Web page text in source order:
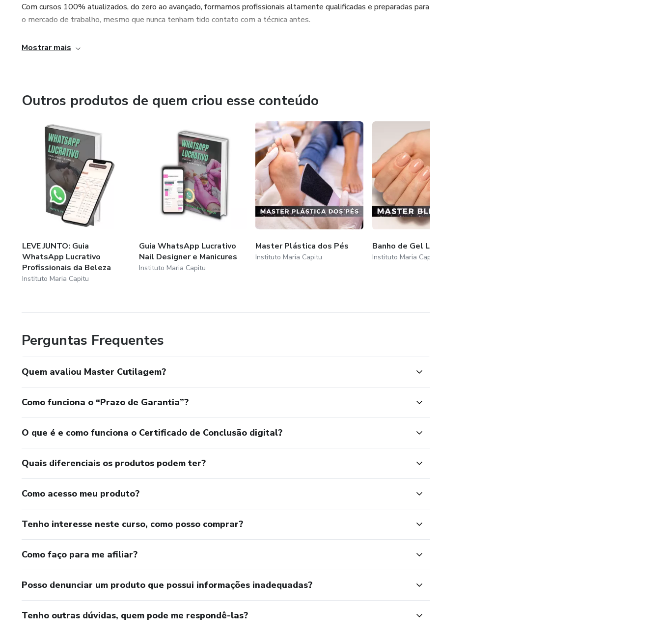
Com cursos 100% atualizados, do zero ao avançado, formamos profissionais altamente qualificadas e preparadas para
o mercado de trabalho, mesmo que nunca tenham tido contato com a técnica antes.
Mostrar mais
Outros produtos de quem criou esse conteúdo
LEVE JUNTO: Guia
WhatsApp Lucrativo
Profissionais da Beleza
Instituto Maria Capitu
Guia WhatsApp Lucrativo
Nail Designer e Manicures
Instituto Maria Capitu
Master Plástica dos Pés
Instituto Maria Capitu
Banho de Gel Lucrativo
Instituto Maria Capitu
Perguntas Frequentes
Quem avaliou Master Cutilagem?
Como funciona o “Prazo de Garantia”?
O que é e como funciona o Certificado de Conclusão digital?
Quais diferenciais os produtos podem ter?
Como acesso meu produto?
Tenho interesse neste curso, como posso comprar?
Como faço para me afiliar?
Posso denunciar um produto que possui informações inadequadas?
Tenho outras dúvidas, quem pode me respondê-las?